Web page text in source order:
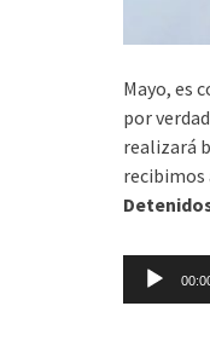
Mayo, es
por
realizará
recibimos